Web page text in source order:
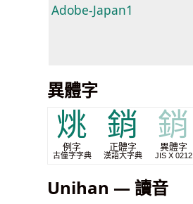
Adobe-Japan1
異體字
烑
例字
古僮字字典
銷
正體字
漢語大字典
銷
異體字
JIS X 0212
Unihan — 讀音